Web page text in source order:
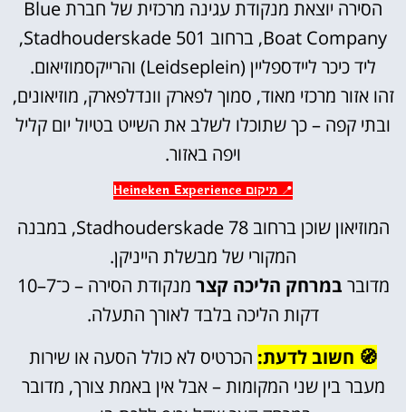
הסירה יוצאת מנקודת עגינה מרכזית של חברת Blue
Boat Company, ברחוב Stadhouderskade 501,
ליד כיכר ליידספליין (Leidseplein) והרייקסמוזיאום.
זהו אזור מרכזי מאוד, סמוך לפארק וונדלפארק, מוזיאונים,
ובתי קפה – כך שתוכלו לשלב את השייט בטיול יום קליל
ויפה באזור.
📍 מיקום Heineken Experience
המוזיאון שוכן ברחוב Stadhouderskade 78, במבנה
המקורי של מבשלת הייניקן.
מדובר במרחק הליכה קצר
מנקודת הסירה – כ־7–10
דקות הליכה בלבד לאורך התעלה.
🧭 חשוב לדעת: הכרטיס לא כולל הסעה או שירות
מעבר בין שני המקומות – אבל אין באמת צורך, מדובר